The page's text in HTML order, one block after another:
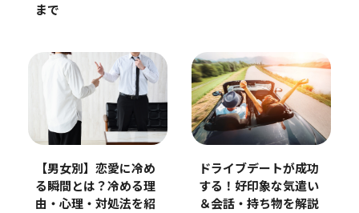
まで
【男女別】恋愛に冷め
る瞬間とは？冷める理
由・心理・対処法を紹
ドライブデートが成功
する！好印象な気遣い
＆会話・持ち物を解説